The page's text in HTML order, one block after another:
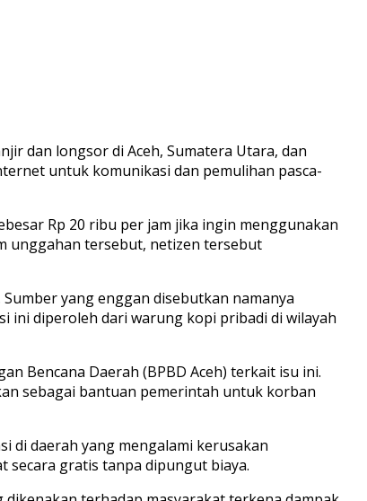
dan longsor di Aceh, Sumatera Utara, dan
untuk komunikasi dan pemulihan pasca-
Rp 20 ribu per jam jika ingin menggunakan
unggahan tersebut, netizen tersebut
yang enggan disebutkan namanya
ini diperoleh dari warung kopi pribadi di wilayah
Bencana Daerah (BPBD Aceh) terkait isu ini.
sebagai bantuan pemerintah untuk korban
di daerah yang mengalami kerusakan
secara gratis tanpa dipungut biaya.